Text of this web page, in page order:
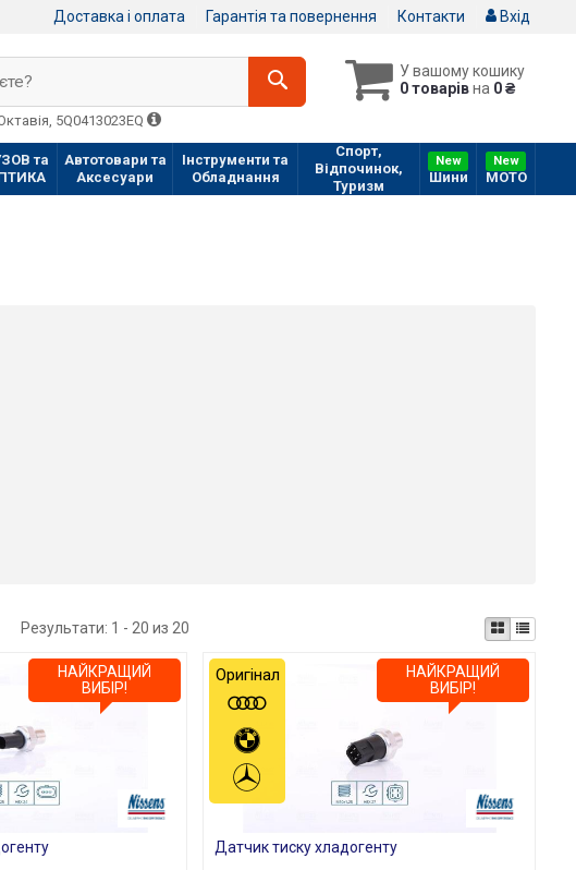
Доставка і оплата Гарантія та повернення Контакти Вхід
У вашому кошику
0 товарівна 0 ₴
5Q0413023EQ
та
Автотовари та
Аксесуари
Інструменти та
Обладнання
Спорт,
Відпочинок,
Туризм
New
Шини
New
МOTO
Результати: 1 - 20 из 20
НАЙКРАЩИЙ
ВИБІР!
Датчик тиску хладогенту
НАЙКРАЩИЙ
ВИБІР!
Оригінал